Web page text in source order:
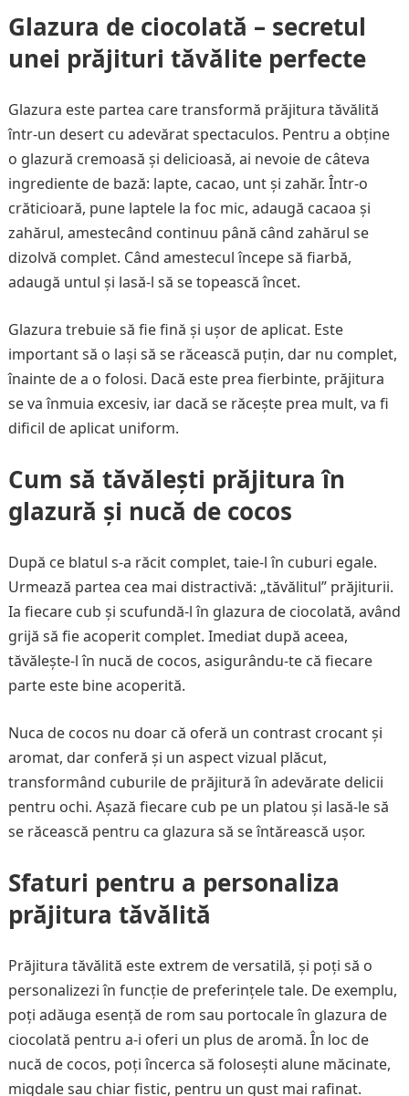
Glazura de ciocolată – secretul
unei prăjituri tăvălite perfecte
Glazura este partea care transformă prăjitura tăvălită
într-un desert cu adevărat spectaculos. Pentru a obține
o glazură cremoasă și delicioasă, ai nevoie de câteva
ingrediente de bază: lapte, cacao, unt și zahăr. Într-o
crăticioară, pune laptele la foc mic, adaugă cacaoa și
zahărul, amestecând continuu până când zahărul se
dizolvă complet. Când amestecul începe să fiarbă,
adaugă untul și lasă-l să se topească încet.
Glazura trebuie să fie fină și ușor de aplicat. Este
important să o lași să se răcească puțin, dar nu complet,
înainte de a o folosi. Dacă este prea fierbinte, prăjitura
se va înmuia excesiv, iar dacă se răcește prea mult, va fi
dificil de aplicat uniform.
Cum să tăvălești prăjitura în
glazură și nucă de cocos
După ce blatul s-a răcit complet, taie-l în cuburi egale.
Urmează partea cea mai distractivă: „tăvălitul” prăjiturii.
Ia fiecare cub și scufundă-l în glazura de ciocolată, având
grijă să fie acoperit complet. Imediat după aceea,
tăvălește-l în nucă de cocos, asigurându-te că fiecare
parte este bine acoperită.
Nuca de cocos nu doar că oferă un contrast crocant și
aromat, dar conferă și un aspect vizual plăcut,
transformând cuburile de prăjitură în adevărate delicii
pentru ochi. Așază fiecare cub pe un platou și lasă-le să
se răcească pentru ca glazura să se întărească ușor.
Sfaturi pentru a personaliza
prăjitura tăvălită
Prăjitura tăvălită este extrem de versatilă, și poți să o
personalizezi în funcție de preferințele tale. De exemplu,
poți adăuga esență de rom sau portocale în glazura de
ciocolată pentru a-i oferi un plus de aromă. În loc de
nucă de cocos, poți încerca să folosești alune măcinate,
migdale sau chiar fistic, pentru un gust mai rafinat.